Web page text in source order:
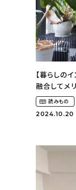
【暮らしの
融合してメ
（ki_no_ieさ
読みもの
2024.10.20